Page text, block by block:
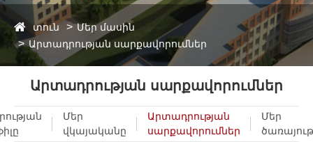
տուն
Մեր մասին
Արտադրության սարքավորումներ
Արտադրության սարքավորումներ
Մեր
վկայականը
Արտադրության
սարքավորումներ
Մեր